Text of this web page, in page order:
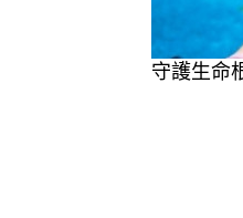
守護生命